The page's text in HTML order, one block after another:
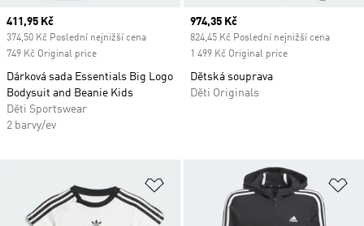
Current price
411,95 Kč
374,50 Kč Poslední nejnižší cena
749 Kč Original price
Dárková sada Essentials Big Logo
Bodysuit and Beanie Kids
Děti Sportswear
2 barvy/ev
Current price
974,35 Kč
824,45 Kč Poslední nejnižší cena
1 499 Kč Original price
Dětská souprava
Děti Originals
Přidat do seznamu přání